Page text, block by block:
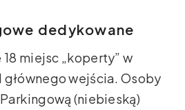
dedykowane
18 miejsc „koperty” w
głównego wejścia. Osoby
(niebieską)